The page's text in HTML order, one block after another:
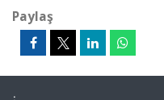
Paylaş